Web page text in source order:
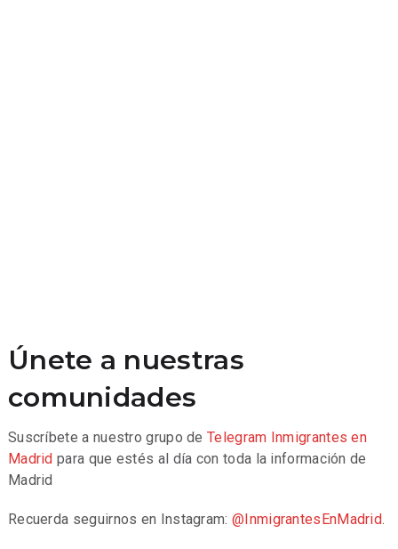
Únete a nuestras
comunidades
Suscríbete a nuestro grupo deTelegram Inmigrantes en
Madrid para que estés al día con toda la información de
Madrid
Recuerda seguirnos en Instagram: @InmigrantesEnMadrid.